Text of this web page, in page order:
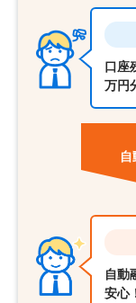
口座
万円
自動
安心